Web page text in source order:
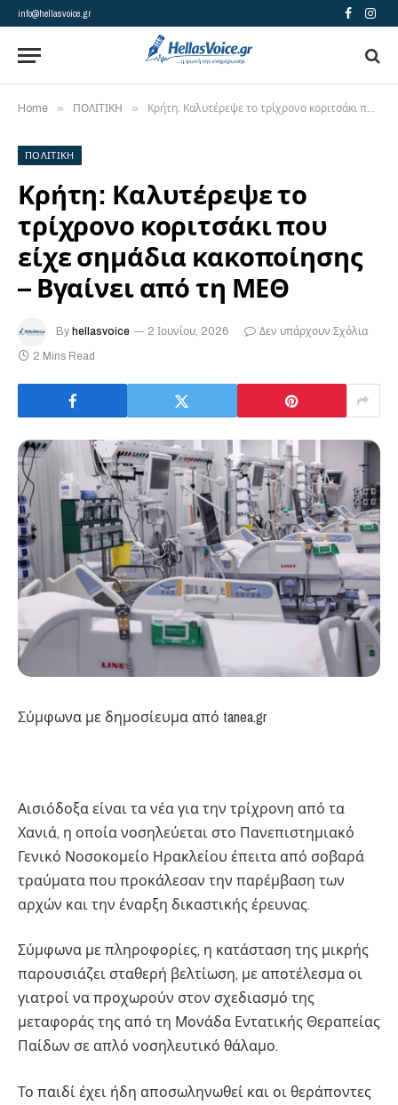
info@hellasvoice.gr Facebook
Home » ΠΟΛΙΤΙΚΗ » Κρήτη: Καλυτέρεψε το τρίχρονο κοριτσάκι που είχε σημάδια κακοποίησης – Βγαίνει από τη ΜΕΘ
ΠΟΛΙΤΙΚΗ
Κρήτη: Καλυτέρεψε το
τρίχρονο κοριτσάκι που
είχε σημάδια κακοποίησης
– Βγαίνει από τη ΜΕΘ
By hellasvoice 2 Ιουνίου, 2026
Δεν υπάρχουν Σχόλια
2 Mins Read
Σύμφωνα με δημοσίευμα από tanea.gr
Αισιόδοξα είναι τα νέα για την τρίχρονη από τα
Χανιά, η οποία νοσηλεύεται στο Πανεπιστημιακό
Γενικό Νοσοκομείο Ηρακλείου έπειτα από σοβαρά
τραύματα που προκάλεσαν την παρέμβαση των
αρχών και την έναρξη δικαστικής έρευνας.
Σύμφωνα με πληροφορίες, η κατάσταση της μικρής
παρουσιάζει σταθερή βελτίωση, με αποτέλεσμα οι
γιατροί να προχωρούν στον σχεδιασμό της
μεταφοράς της από τη Μονάδα Εντατικής Θεραπείας
Παίδων σε απλό νοσηλευτικό θάλαμο.
Το παιδί έχει ήδη αποσωληνωθεί και οι θεράποντες